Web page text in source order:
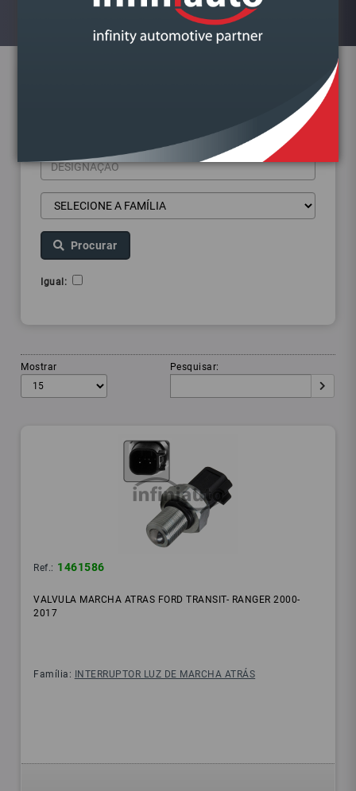
Visualizar
Procurar
Igual:
Mostrar Pesquisar:
Ref.: 1461586
VALVULA MARCHA ATRAS FORD TRANSIT- RANGER 2000-
2017
Família: INTERRUPTOR LUZ DE MARCHA ATRÁS